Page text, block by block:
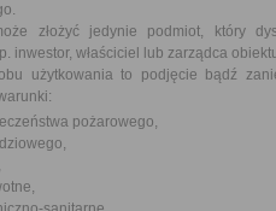
złożyć jedynie podmiot, który
inwestor, właściciel lub zarządca
użytkowania to podjęcie bądź
pożarowego,